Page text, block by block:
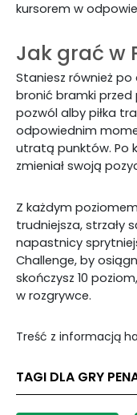
kursorem w
Jak grać w
Staniesz również po
bronić bramki przed
pozwól alby piłka
odpowiednim
utratą punktów. Po
zmieniał swoją
Z każdym
trudniejsza, strzały
napastnicy
Challenge, by
skończysz 10
w rozgrywce.
Treść z informacją
TAGI DLA GRY